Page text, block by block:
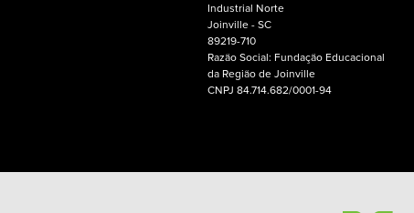
Industrial Norte
Joinville - SC
89219-710
Razão Social: Fundação Educacional
da Região de Joinville
CNPJ 84.714.682/0001-94